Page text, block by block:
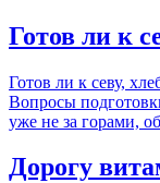
Готов ли к
Готов ли к севу,
Вопросы
уже не за горами,
Дорогу